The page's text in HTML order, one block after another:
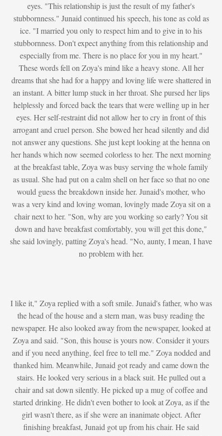
eyes. "This relationship is just the result of my father's
stubbornness." Junaid continued his speech, his tone as cold as
ice. "I married you only to respect him and to give in to his
stubbornness. Don't expect anything from this relationship and
especially from me. There is no place for you in my heart."
These words fell on Zoya's mind like a heavy stone. All her
dreams that she had for a happy and loving life were shattered in
an instant. A bitter lump stuck in her throat. She pursed her lips
helplessly and forced back the tears that were welling up in her
eyes. Her self-restraint did not allow her to cry in front of this
arrogant and cruel person. She bowed her head silently and did
not answer any questions. She just kept looking at the henna on
her hands which now seemed colorless to her. The next morning
at the breakfast table, Zoya was busy serving the whole family
as usual. She had put on a calm shell on her face so that no one
would guess the breakdown inside her. Junaid's mother, who
was a very kind and loving woman, lovingly made Zoya sit on a
chair next to her. "Son, why are you working so early? You sit
down and have breakfast comfortably, you will get this done,"
she said lovingly, patting Zoya's head. "No, aunty, I mean, I have
no problem with her.
I like it," Zoya replied with a soft smile. Junaid's father, who was
the head of the house and a stern man, was busy reading the
newspaper. He also looked away from the newspaper, looked at
Zoya and said. "Son, this house is yours now. Consider it yours
and if you need anything, feel free to tell me." Zoya nodded and
thanked him. Meanwhile, Junaid got ready and came down the
stairs. He looked very serious in a black suit. He pulled out a
chair and sat down silently. He picked up a mug of coffee and
started drinking. He didn't even bother to look at Zoya, as if the
girl wasn't there, as if she were an inanimate object. After
finishing breakfast, Junaid got up from his chair. He said